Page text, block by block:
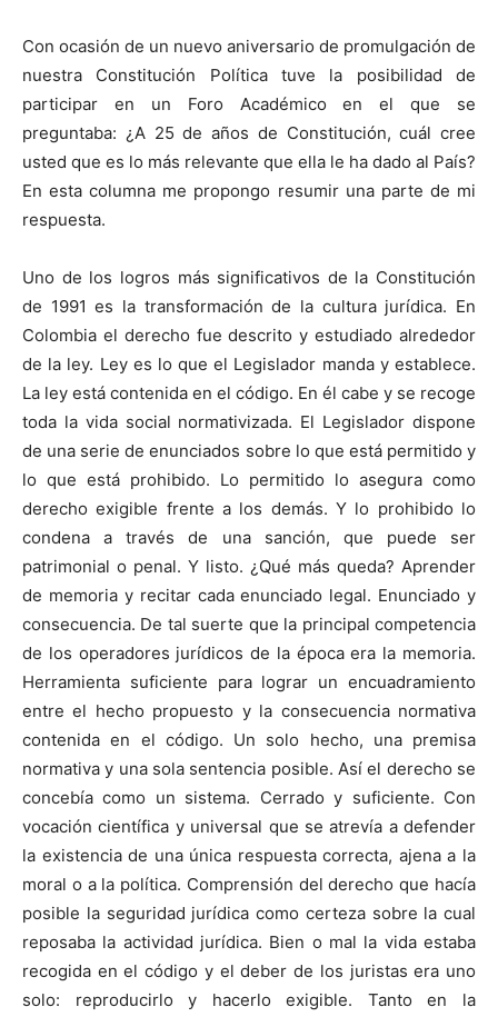
Con ocasión de un nuevo aniversario de promulgación de
nuestra Constitución Política tuve la posibilidad de
participar en un Foro Académico en el que se
preguntaba: ¿A 25 de años de Constitución, cuál cree
usted que es lo más relevante que ella le ha dado al País?
En esta columna me propongo resumir una parte de mi
respuesta.
Uno de los logros más significativos de la Constitución
de 1991 es la transformación de la cultura jurídica. En
Colombia el derecho fue descrito y estudiado alrededor
de la ley. Ley es lo que el Legislador manda y establece.
La ley está contenida en el código. En él cabe y se recoge
toda la vida social normativizada. El Legislador dispone
de una serie de enunciados sobre lo que está permitido y
lo que está prohibido. Lo permitido lo asegura como
derecho exigible frente a los demás. Y lo prohibido lo
condena a través de una sanción, que puede ser
patrimonial o penal. Y listo. ¿Qué más queda? Aprender
de memoria y recitar cada enunciado legal. Enunciado y
consecuencia. De tal suerte que la principal competencia
de los operadores jurídicos de la época era la memoria.
Herramienta suficiente para lograr un encuadramiento
entre el hecho propuesto y la consecuencia normativa
contenida en el código. Un solo hecho, una premisa
normativa y una sola sentencia posible. Así el derecho se
concebía como un sistema. Cerrado y suficiente. Con
vocación científica y universal que se atrevía a defender
la existencia de una única respuesta correcta, ajena a la
moral o a la política. Comprensión del derecho que hacía
posible la seguridad jurídica como certeza sobre la cual
reposaba la actividad jurídica. Bien o mal la vida estaba
recogida en el código y el deber de los juristas era uno
solo: reproducirlo y hacerlo exigible. Tanto en la